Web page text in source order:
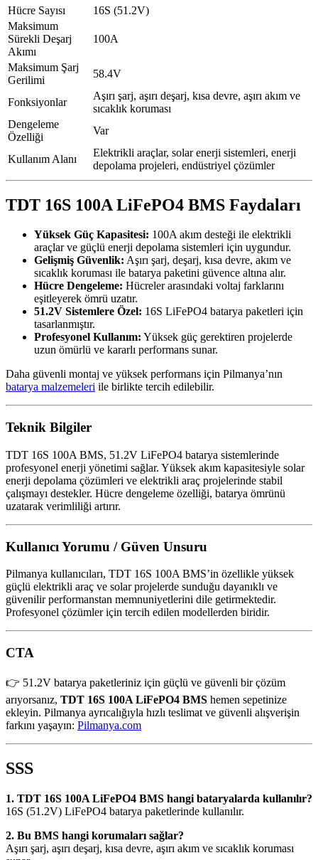
Hücre Sayısı
16S (51.2V)
Maksimum
Sürekli Deşarj
Akımı
100A
Maksimum Şarj
Gerilimi
58.4V
Fonksiyonlar
Aşırı şarj, aşırı deşarj, kısa devre, aşırı akım ve
sıcaklık koruması
Dengeleme
Özelliği
Var
Kullanım Alanı
Elektrikli araçlar, solar enerji sistemleri, enerji
depolama projeleri, endüstriyel çözümler
TDT 16S 100A LiFePO4 BMS Faydaları
Yüksek Güç Kapasitesi: 100A akım desteği ile elektrikli
araçlar ve güçlü enerji depolama sistemleri için uygundur.
Gelişmiş Güvenlik: Aşırı şarj, deşarj, kısa devre, akım ve
sıcaklık koruması ile batarya paketini güvence altına alır.
Hücre Dengeleme: Hücreler arasındaki voltaj farklarını
eşitleyerek ömrü uzatır.
51.2V Sistemlere Özel: 16S LiFePO4 batarya paketleri için
tasarlanmıştır.
Profesyonel Kullanım: Yüksek güç gerektiren projelerde
uzun ömürlü ve kararlı performans sunar.
Daha güvenli montaj ve yüksek performans için Pilmanya’nın
batarya malzemeleri ile birlikte tercih edilebilir.
Teknik Bilgiler
TDT 16S 100A BMS, 51.2V LiFePO4 batarya sistemlerinde
profesyonel enerji yönetimi sağlar. Yüksek akım kapasitesiyle solar
enerji depolama çözümleri ve elektrikli araç projelerinde stabil
çalışmayı destekler. Hücre dengeleme özelliği, batarya ömrünü
uzatarak verimliliği artırır.
Kullanıcı Yorumu / Güven Unsuru
Pilmanya kullanıcıları, TDT 16S 100A BMS’in özellikle yüksek
güçlü elektrikli araç ve solar projelerde sunduğu dayanıklı ve
güvenilir performanstan memnuniyetlerini dile getirmektedir.
Profesyonel çözümler için tercih edilen modellerden biridir.
CTA
👉 51.2V batarya paketleriniz için güçlü ve güvenli bir çözüm
arıyorsanız, TDT 16S 100A LiFePO4 BMS hemen sepetinize
ekleyin. Pilmanya ayrıcalığıyla hızlı teslimat ve güvenli alışverişin
farkını yaşayın: Pilmanya.com
SSS
1. TDT 16S 100A LiFePO4 BMS hangi bataryalarda kullanılır?
16S (51.2V) LiFePO4 batarya paketlerinde kullanılır.
2. Bu BMS hangi korumaları sağlar?
Aşırı şarj, aşırı deşarj, kısa devre, aşırı akım ve sıcaklık koruması